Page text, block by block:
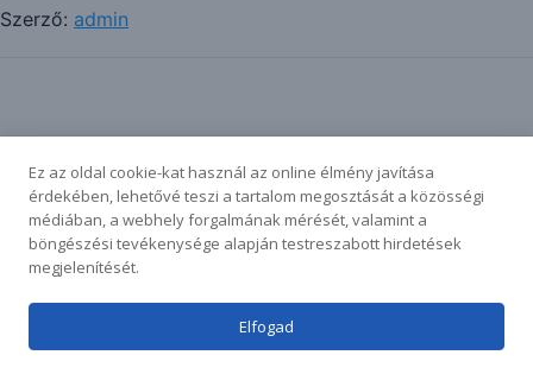
Szerző: admin
Royal Elementor Kit Sablon aWP Royal
Ez az oldal cookie-kat használ az online élmény javítása
érdekében, lehetővé teszi a tartalom megosztását a közösségi
médiában, a webhely forgalmának mérését, valamint a
böngészési tevékenysége alapján testreszabott hirdetések
megjelenítését.
Elfogad